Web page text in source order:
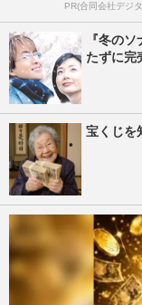
PR(合同会社デジ
『冬の
たずに完
宝くじを